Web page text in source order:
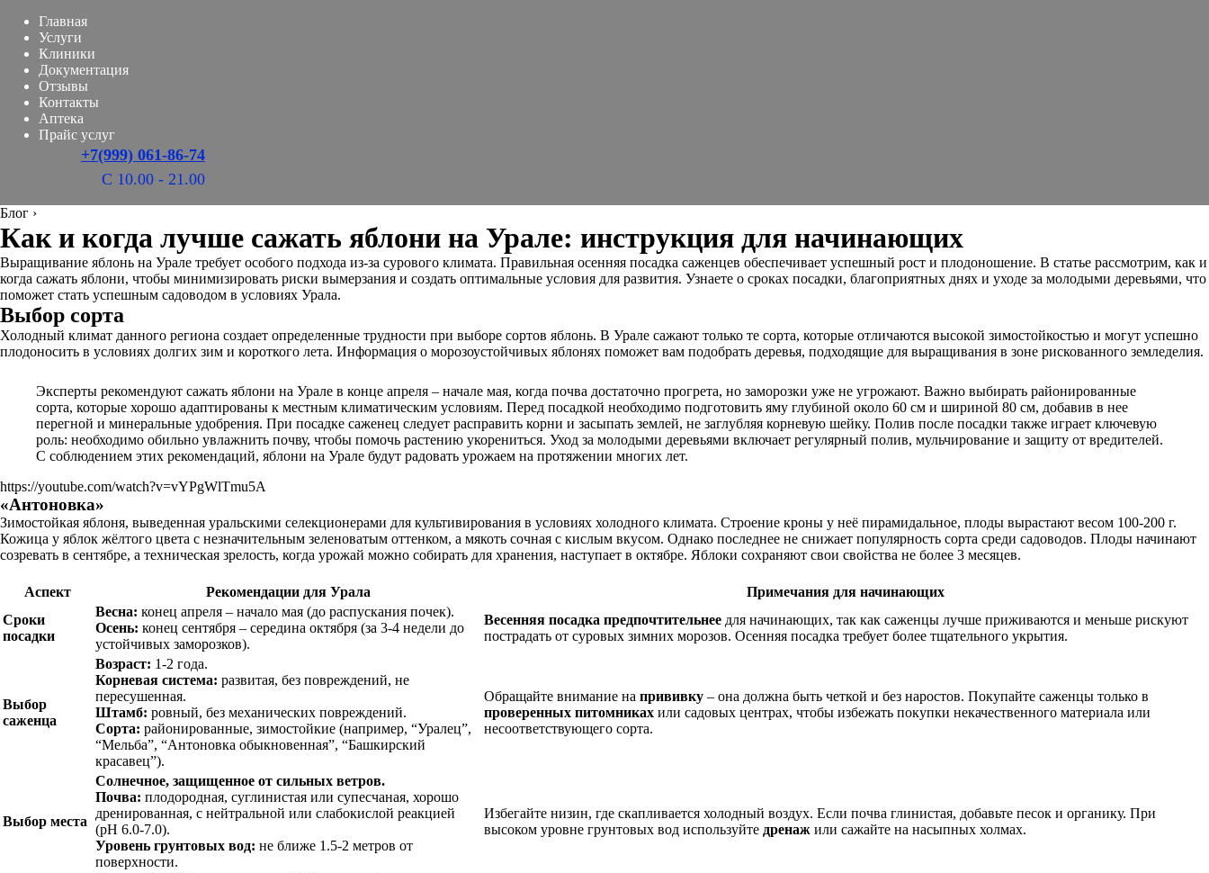
Главная
Услуги
Клиники
Документация
Отзывы
Контакты
Аптека
Прайс услуг
+7(999) 061-86-74
С 10.00 - 21.00
Блог ›
Как и когда лучше сажать яблони на Урале: инструкция для начинающих
Выращивание яблонь на Урале требует особого подхода из-за сурового климата. Правильная осенняя посадка саженцев обеспечивает успешный рост и плодоношение. В статье рассмотрим, как и
когда сажать яблони, чтобы минимизировать риски вымерзания и создать оптимальные условия для развития. Узнаете о сроках посадки, благоприятных днях и уходе за молодыми деревьями, что
поможет стать успешным садоводом в условиях Урала.
Выбор сорта
Холодный климат данного региона создает определенные трудности при выборе сортов яблонь. В Урале сажают только те сорта, которые отличаются высокой зимостойкостью и могут успешно
плодоносить в условиях долгих зим и короткого лета. Информация о морозоустойчивых яблонях поможет вам подобрать деревья, подходящие для выращивания в зоне рискованного земледелия.
Эксперты рекомендуют сажать яблони на Урале в конце апреля – начале мая, когда почва достаточно прогрета, но заморозки уже не угрожают. Важно выбирать районированные
сорта, которые хорошо адаптированы к местным климатическим условиям. Перед посадкой необходимо подготовить яму глубиной около 60 см и шириной 80 см, добавив в нее
перегной и минеральные удобрения. При посадке саженец следует расправить корни и засыпать землей, не заглубляя корневую шейку. Полив после посадки также играет ключевую
роль: необходимо обильно увлажнить почву, чтобы помочь растению укорениться. Уход за молодыми деревьями включает регулярный полив, мульчирование и защиту от вредителей.
С соблюдением этих рекомендаций, яблони на Урале будут радовать урожаем на протяжении многих лет.
https://youtube.com/watch?v=vYPgWlTmu5A
«Антоновка»
Зимостойкая яблоня, выведенная уральскими селекционерами для культивирования в условиях холодного климата. Строение кроны у неё пирамидальное, плоды вырастают весом 100-200 г.
Кожица у яблок жёлтого цвета с незначительным зеленоватым оттенком, а мякоть сочная с кислым вкусом. Однако последнее не снижает популярность сорта среди садоводов. Плоды начинают
созревать в сентябре, а техническая зрелость, когда урожай можно собирать для хранения, наступает в октябре. Яблоки сохраняют свои свойства не более 3 месяцев.
Аспект Рекомендации для Урала
Примечания для начинающих
Сроки
посадки
Весна: конец апреля – начало мая (до распускания почек).
Осень: конец сентября – середина октября (за 3-4 недели до
устойчивых заморозков).
Весенняя посадка предпочтительнее для начинающих, так как саженцы лучше приживаются и меньше рискуют
пострадать от суровых зимних морозов. Осенняя посадка требует более тщательного укрытия.
Выбор
саженца
Возраст: 1-2 года.
Корневая система: развитая, без повреждений, не
пересушенная.
Штамб: ровный, без механических повреждений.
Сорта: районированные, зимостойкие (например, “Уралец”,
“Мельба”, “Антоновка обыкновенная”, “Башкирский
красавец”).
Обращайте внимание на прививку – она должна быть четкой и без наростов. Покупайте саженцы только в
проверенных питомниках или садовых центрах, чтобы избежать покупки некачественного материала или
несоответствующего сорта.
Выбор места
Солнечное, защищенное от сильных ветров.
Почва: плодородная, суглинистая или супесчаная, хорошо
дренированная, с нейтральной или слабокислой реакцией
(pH 6.0-7.0).
Уровень грунтовых вод: не ближе 1.5-2 метров от
поверхности.
Избегайте низин, где скапливается холодный воздух. Если почва глинистая, добавьте песок и органику. При
высоком уровне грунтовых вод используйте дренаж или сажайте на насыпных холмах.